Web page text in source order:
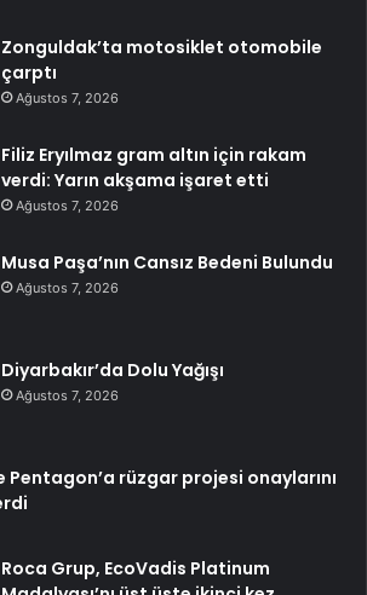
Zonguldak’ta motosiklet otomobile
çarptı
Ağustos 7, 2026
Filiz Eryılmaz gram altın için rakam
verdi: Yarın akşama işaret etti
Ağustos 7, 2026
Musa Paşa’nın Cansız Bedeni Bulundu
Ağustos 7, 2026
Diyarbakır’da Dolu Yağışı
Ağustos 7, 2026
Pentagon’a rüzgar projesi onaylarını
Roca Grup, EcoVadis Platinum